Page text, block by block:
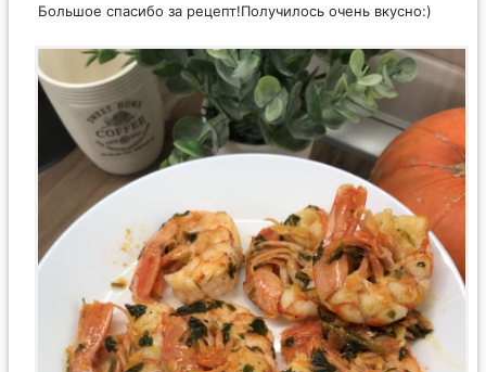
Большое спасибо за рецепт!Получилось очень вкусно:)